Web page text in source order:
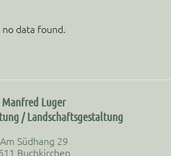
no data found.
Manfred Luger
/ Landschaftsgestaltung
Am Südhang 29
Buchkirchen